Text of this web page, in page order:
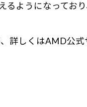
ようになってお
詳しくはAMD公式